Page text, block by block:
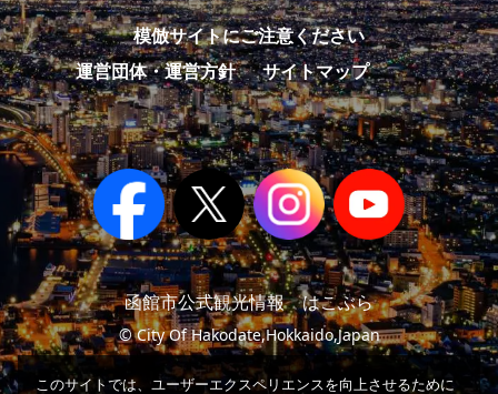
模倣サイトにご注意ください
運営団体・運営方針
サイトマップ
函館市公式観光情報 はこぶら
© City Of Hakodate,Hokkaido,Japan
このサイトでは、ユーザーエクスペリエンスを向上させるために